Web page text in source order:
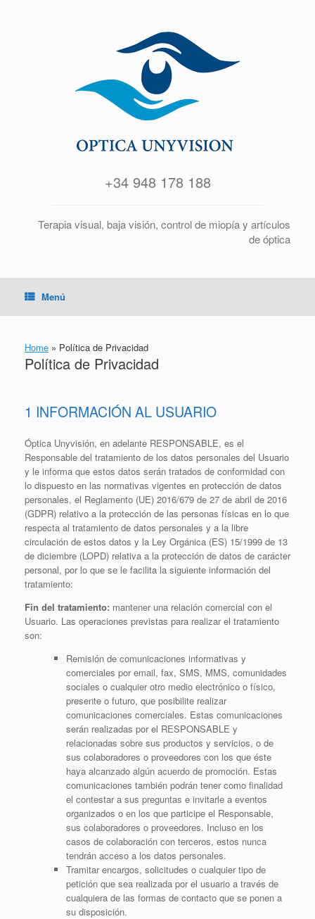
+34 948 178 188
Terapia visual, baja visión, control de miopía y artículos
de óptica
Menú
Home » Política de Privacidad
Política de Privacidad
1 INFORMACIÓN AL USUARIO
Óptica Unyvisión, en adelante RESPONSABLE, es el
Responsable del tratamiento de los datos personales del Usuario
y le informa que estos datos serán tratados de conformidad con
lo dispuesto en las normativas vigentes en protección de datos
personales, el Reglamento (UE) 2016/679 de 27 de abril de 2016
(GDPR) relativo a la protección de las personas físicas en lo que
respecta al tratamiento de datos personales y a la libre
circulación de estos datos y la Ley Orgánica (ES) 15/1999 de 13
de diciembre (LOPD) relativa a la protección de datos de carácter
personal, por lo que se le facilita la siguiente información del
tratamiento:
Fin del tratamiento: mantener una relación comercial con el
Usuario. Las operaciones previstas para realizar el tratamiento
son:
Remisión de comunicaciones informativas y
comerciales por email, fax, SMS, MMS, comunidades
sociales o cualquier otro medio electrónico o físico,
presente o futuro, que posibilite realizar
comunicaciones comerciales. Estas comunicaciones
serán realizadas por el RESPONSABLE y
relacionadas sobre sus productos y servicios, o de
sus colaboradores o proveedores con los que éste
haya alcanzado algún acuerdo de promoción. Estas
comunicaciones también podrán tener como finalidad
el contestar a sus preguntas e invitarle a eventos
organizados o en los que participe el Responsable,
sus colaboradores o proveedores. Incluso en los
casos de colaboración con terceros, estos nunca
tendrán acceso a los datos personales.
Tramitar encargos, solicitudes o cualquier tipo de
petición que sea realizada por el usuario a través de
cualquiera de las formas de contacto que se ponen a
su disposición.